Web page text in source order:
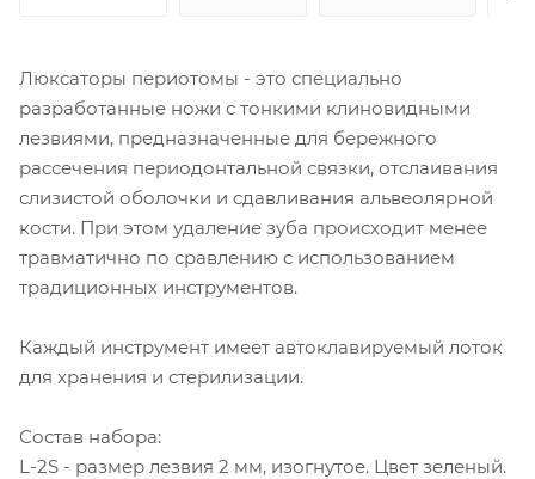
Люксаторы периотомы - это специально
разработанные ножи с тонкими клиновидными
лезвиями, предназначенные для бережного
рассечения периодонтальной связки, отслаивания
слизистой оболочки и сдавливания альвеолярной
кости. При этом удаление зуба происходит менее
травматично по сравлению с использованием
традиционных инструментов.
Каждый инструмент имеет автоклавируемый лоток
для хранения и стерилизации.
Состав набора:
L-2S - размер лезвия 2 мм, изогнутое. Цвет зеленый.